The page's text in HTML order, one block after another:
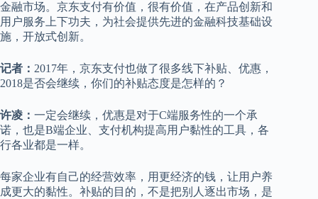
金融市场。京东支付有价值，很有价值，在产品创新和
用户服务上下功夫，为社会提供先进的金融科技基础设
施，开放式创新。
记者： 2017年，京东支付也做了很多线下补贴、优惠，
2018是否会继续，你们的补贴态度是怎样的？
许凌： 一定会继续，优惠是对于C端服务性的一个承
诺，也是B端企业、支付机构提高用户黏性的工具，各
行各业都是一样。
每家企业有自己的经营效率，用更经济的钱，让用户养
成更大的黏性。补贴的目的，不是把别人逐出市场，是